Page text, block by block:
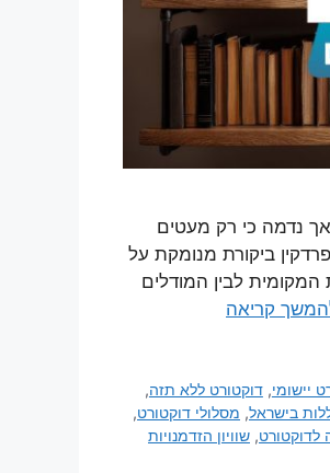
אך נדמה כי רק מעטים
ביקורת מנומקת על
לבין המודלים
קריאה
יישומי,דוקטורט ללא תזה,
בישראל, מסלולי דוקטורט,
לדוקטורט, שוויון הזדמנויות